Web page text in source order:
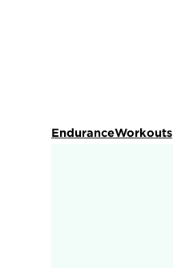
EnduranceWorkouts